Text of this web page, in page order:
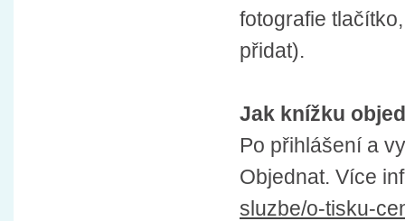
fotografie
přidat).
Jak knížku
Po přihlášení a
Objednat. Více
sluzbe/o-tisku-